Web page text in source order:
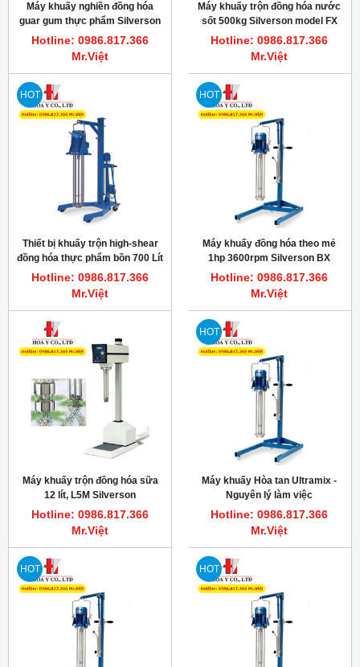
Máy khuấy nghiền đồng hóa
guar gum thực phẩm Silverson
Model 700X
Hotline: 0986.817.366
Mr.Việt
Máy khuấy trộn đồng hóa nước
sốt 500kg Silverson model FX
5.5hp 3600rpm
Hotline: 0986.817.366
Mr.Việt
HOT
Thiết bị khuấy trộn high-shear
đồng hóa thực phẩm bồn 700 Lít
Model FX Silverson
Hotline: 0986.817.366
Mr.Việt
HOT
Máy khuấy đồng hóa theo mẻ
1hp 3600rpm Silverson BX
Hotline: 0986.817.366
Mr.Việt
Máy khuấy trộn đồng hóa sữa
12 lít, L5M Silverson
Hotline: 0986.817.366
Mr.Việt
HOT
Máy khuấy Hòa tan Ultramix -
Nguyên lý làm việc
Hotline: 0986.817.366
Mr.Việt
HOT HOT